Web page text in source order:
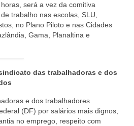
será a vez da comitiva
trabalho nas escolas, SLU,
no Plano Piloto e nas Cidades
Gama, Planaltina e
das trabalhadoras e dos
e dos trabalhadores
(DF) por salários mais dignos,
no emprego, respeito com